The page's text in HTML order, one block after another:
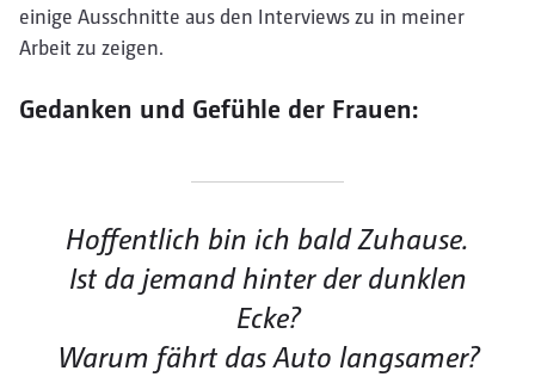
einige Ausschnitte aus den Interviews zu in meiner
Arbeit zu zeigen.
Gedanken und Gefühle der Frauen:
Hoffentlich bin ich bald Zuhause.
Ist da jemand hinter der dunklen
Ecke?
Warum fährt das Auto langsamer?